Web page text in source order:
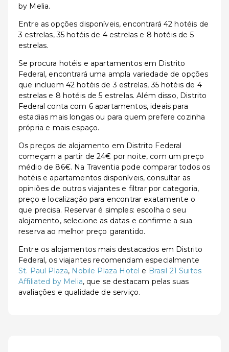
by Melia.
Entre as opções disponíveis, encontrará 42 hotéis de
3 estrelas, 35 hotéis de 4 estrelas e 8 hotéis de 5
estrelas.
Se procura hotéis e apartamentos em Distrito
Federal, encontrará uma ampla variedade de opções
que incluem 42 hotéis de 3 estrelas, 35 hotéis de 4
estrelas e 8 hotéis de 5 estrelas. Além disso, Distrito
Federal conta com 6 apartamentos, ideais para
estadias mais longas ou para quem prefere cozinha
própria e mais espaço.
Os preços de alojamento em Distrito Federal
começam a partir de 24€ por noite, com um preço
médio de 86€. Na Traventia pode comparar todos os
hotéis e apartamentos disponíveis, consultar as
opiniões de outros viajantes e filtrar por categoria,
preço e localização para encontrar exatamente o
que precisa. Reservar é simples: escolha o seu
alojamento, selecione as datas e confirme a sua
reserva ao melhor preço garantido.
Entre os alojamentos mais destacados em Distrito
Federal, os viajantes recomendam especialmente
St. Paul Plaza, Nobile Plaza Hotel e Brasil 21 Suites
Affiliated by Melia, que se destacam pelas suas
avaliações e qualidade de serviço.